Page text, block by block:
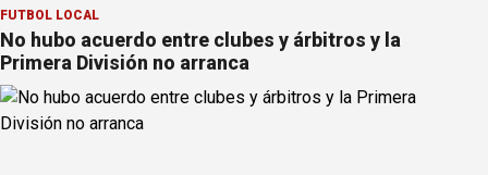
FÚTBOL LOCAL
No hubo acuerdo entre clubes y árbitros y la
Primera División no arranca